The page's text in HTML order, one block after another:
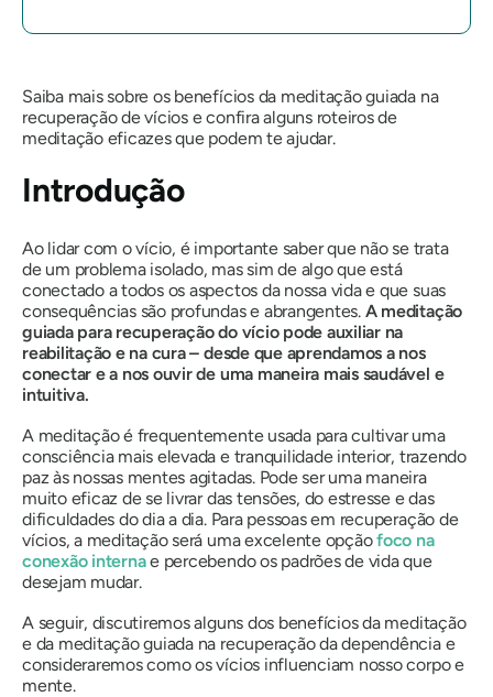
Saiba mais sobre os benefícios da meditação guiada na
recuperação de vícios e confira alguns roteiros de
meditação eficazes que podem te ajudar.
Introdução
Ao lidar com o vício, é importante saber que não se trata
de um problema isolado, mas sim de algo que está
conectado a todos os aspectos da nossa vida e que suas
consequências são profundas e abrangentes. A meditação
guiada para recuperação do vício pode auxiliar na
reabilitação e na cura – desde que aprendamos a nos
conectar e a nos ouvir de uma maneira mais saudável e
intuitiva.
A meditação é frequentemente usada para cultivar uma
consciência mais elevada e tranquilidade interior, trazendo
paz às nossas mentes agitadas. Pode ser uma maneira
muito eficaz de se livrar das tensões, do estresse e das
dificuldades do dia a dia. Para pessoas em recuperação de
vícios, a meditação será uma excelente opçãofoco na
conexão internae percebendo os padrões de vida que
desejam mudar.
A seguir, discutiremos alguns dos benefícios da meditação
e da meditação guiada na recuperação da dependência e
consideraremos como os vícios influenciam nosso corpo e
mente.